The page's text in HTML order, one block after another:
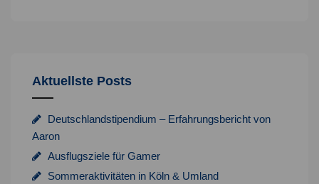
Aktuellste Posts
Deutschlandstipendium – Erfahrungsbericht von
Aaron
Ausflugsziele für Gamer
Sommeraktivitäten in Köln & Umland